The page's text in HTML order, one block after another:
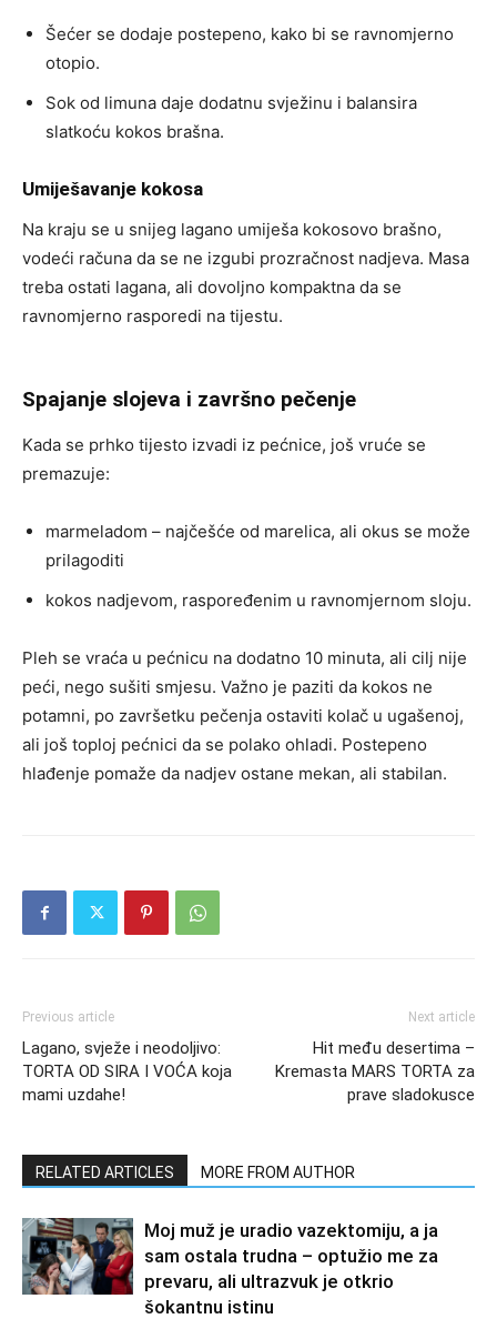
Šećer se dodaje postepeno, kako bi se ravnomjerno
otopio.
Sok od limuna daje dodatnu svježinu i balansira
slatkoću kokos brašna.
Umiješavanje kokosa
Na kraju se u snijeg lagano umiješa kokosovo brašno,
vodeći računa da se ne izgubi prozračnost nadjeva. Masa
treba ostati lagana, ali dovoljno kompaktna da se
ravnomjerno rasporedi na tijestu.
Spajanje slojeva i završno pečenje
Kada se prhko tijesto izvadi iz pećnice, još vruće se
premazuje:
marmeladom – najčešće od marelica, ali okus se može
prilagoditi
kokos nadjevom, raspoređenim u ravnomjernom sloju.
Pleh se vraća u pećnicu na dodatno 10 minuta, ali cilj nije
peći, nego sušiti smjesu. Važno je paziti da kokos ne
potamni, po završetku pečenja ostaviti kolač u ugašenoj,
ali još toploj pećnici da se polako ohladi. Postepeno
hlađenje pomaže da nadjev ostane mekan, ali stabilan.
Previous article
Lagano, svježe i neodoljivo:
TORTA OD SIRA I VOĆA koja
mami uzdahe!
Next article
Hit među desertima –
Kremasta MARS TORTA za
prave sladokusce
RELATED ARTICLES MORE FROM AUTHOR
Moj muž je uradio vazektomiju, a ja
sam ostala trudna – optužio me za
prevaru, ali ultrazvuk je otkrio
šokantnu istinu